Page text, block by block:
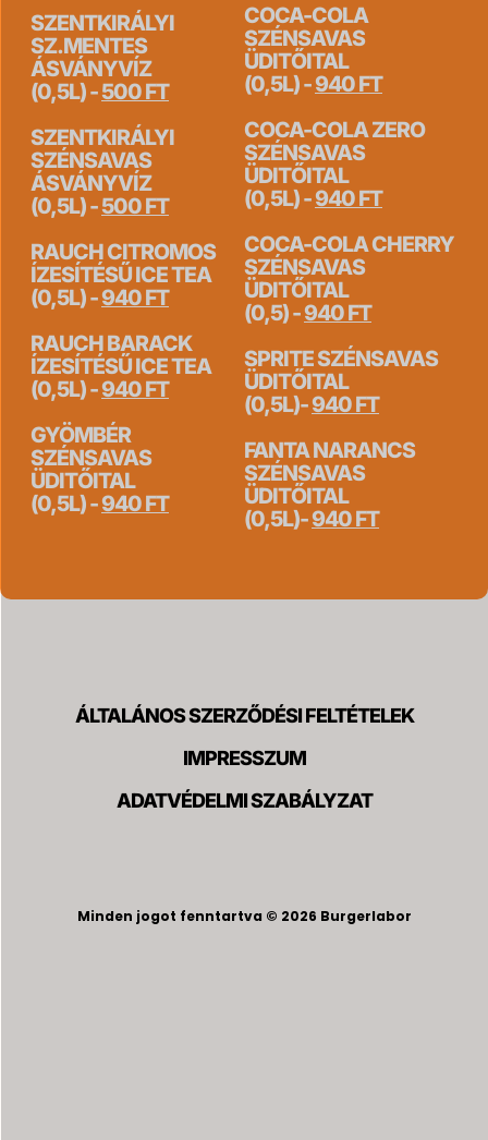
SZENTKIRÁLYI
SZ.MENTES
ÁSVÁNYVÍZ
(0,5L) -500 FT
SZENTKIRÁLYI
SZÉNSAVAS
ÁSVÁNYVÍZ
(0,5L) -500 FT
RAUCH CITROMOS
ÍZESÍTÉSŰ ICE TEA
(0,5L) -940 FT
RAUCH BARACK
ÍZESÍTÉSŰ ICE TEA
(0,5L) -940 FT
GYÖMBÉR
SZÉNSAVAS
ÜDITŐITAL
(0,5L) -940 FT
COCA-COLA
SZÉNSAVAS
ÜDITŐITAL
(0,5L) -940 FT
COCA-COLA ZERO
SZÉNSAVAS
ÜDITŐITAL
(0,5L) -940 FT
COCA-COLA CHERRY
SZÉNSAVAS
ÜDITŐITAL
(0,5) -940 FT
SPRITE SZÉNSAVAS
ÜDITŐITAL
(0,5L)-940 FT
FANTA NARANCS
SZÉNSAVAS
ÜDITŐITAL
(0,5L)-940 FT
ÁLTALÁNOS SZERZŐDÉSI FELTÉTELEK
IMPRESSZUM
ADATVÉDELMI SZABÁLYZAT
Minden jogot fenntartva © 2026 Burgerlabor